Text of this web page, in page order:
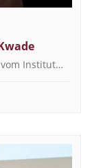
vom Institut…